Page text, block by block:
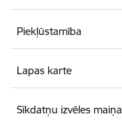
Piekļūstamība
Lapas karte
Sīkdatņu izvēles maiņa